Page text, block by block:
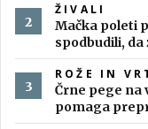
ŽIVALI
Mačka poleti
spodbudili, da
ROŽE IN
Črne pege na
pomaga